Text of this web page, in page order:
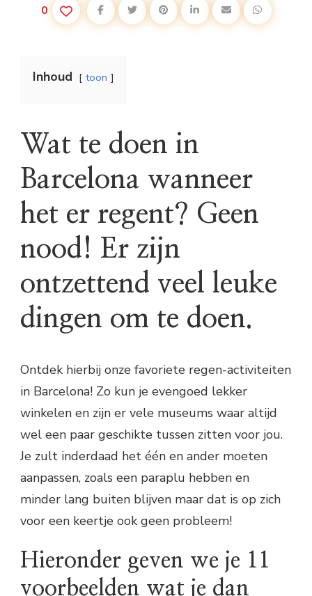
0
Inhoud toon
Wat te doen in
Barcelona wanneer
het er regent? Geen
nood! Er zijn
ontzettend veel leuke
dingen om te doen.
Ontdek hierbij onze favoriete regen-activiteiten
in Barcelona! Zo kun je evengoed lekker
winkelen en zijn er vele museums waar altijd
wel een paar geschikte tussen zitten voor jou.
Je zult inderdaad het één en ander moeten
aanpassen, zoals een paraplu hebben en
minder lang buiten blijven maar dat is op zich
voor een keertje ook geen probleem!
Hieronder geven we je 11
voorbeelden wat je dan